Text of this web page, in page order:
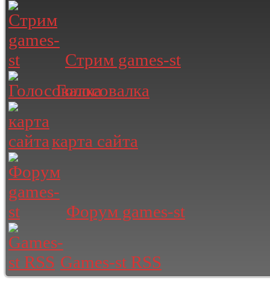
Стрим games-st
Голосовалка
карта сайта
Форум games-st
Games-st RSS